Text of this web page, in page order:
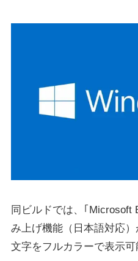
同ビルドでは、｢Microsoft
み上げ機能（日本語対応
文字をフルカラーで表示可